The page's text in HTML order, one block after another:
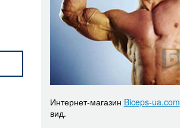
Интернет-магазин Biceps-ua.com
вид.